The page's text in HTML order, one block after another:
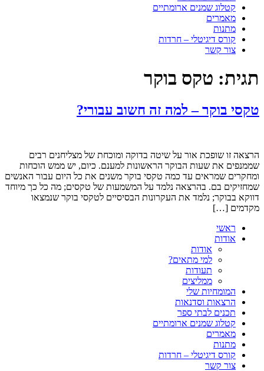
קטלוג שמנים ארומתיים
מאמרים
מתנות
קורס דיגיטלי – חרדות
צור קשר
תגית: טקס בוקר
טקסי בוקר – למה זה חשוב עבורי?
הרצאה זו שופכת אור על שיטה בדוקה ומוכחת של מצליחנים רבים
שממנפים את שעות הבוקר הראשונות למענם. כיום, יש ממש הוכחות
ומחקרים שמראים עד כמה טקסי בוקר משנים את כל היום עבור האנשים
שמחזיקים בם. בהרצאה נלמד על המשמעות של טקסים; מה כל כך מיוחד
דווקא בבוקר; נלמד את העקרונות הבסיסיים לטקסי בוקר שנמצאו
מקדמים […]
ראשי
אודות
אודות
למי מתאים?
תעודות
ממליצים
המומחיות שלי
הרצאות וסדנאות
תכנים לבתי ספר
קטלוג שמנים ארומתיים
מאמרים
מתנות
קורס דיגיטלי – חרדות
צור קשר